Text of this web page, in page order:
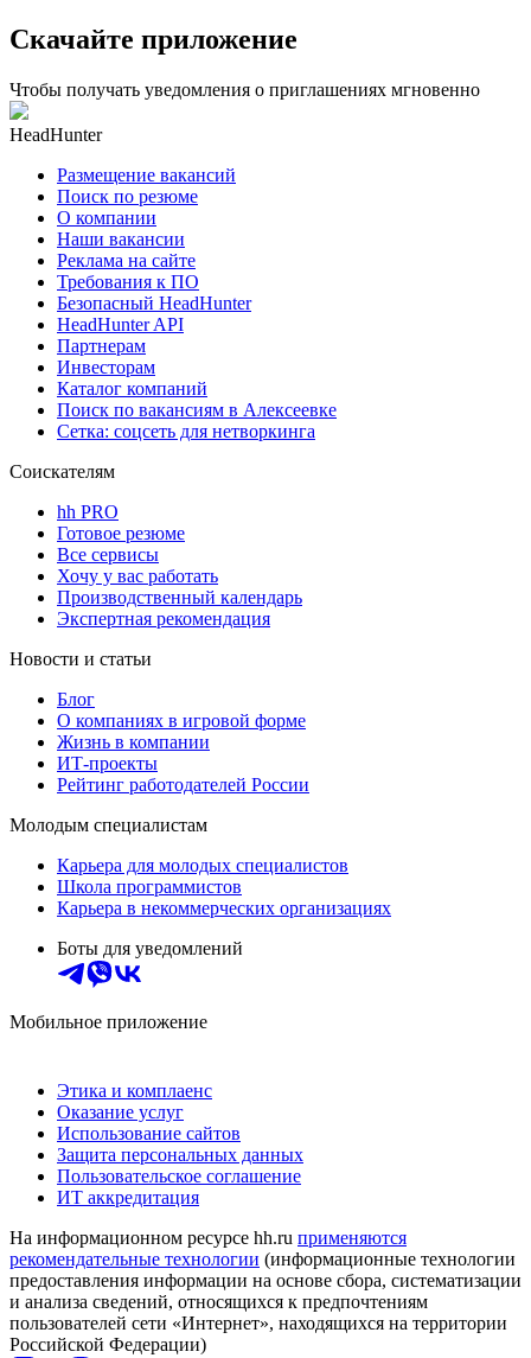
Скачайте приложение
Чтобы получать уведомления о приглашениях мгновенно
HeadHunter
Размещение вакансий
Поиск по резюме
О компании
Наши вакансии
Реклама на сайте
Требования к ПО
Безопасный HeadHunter
HeadHunter API
Партнерам
Инвесторам
Каталог компаний
Поиск по вакансиям в Алексеевке
Сетка: соцсеть для нетворкинга
Соискателям
hh PRO
Готовое резюме
Все сервисы
Хочу у вас работать
Производственный календарь
Экспертная рекомендация
Новости и статьи
Блог
О компаниях в игровой форме
Жизнь в компании
ИТ-проекты
Рейтинг работодателей России
Молодым специалистам
Карьера для молодых специалистов
Школа программистов
Карьера в некоммерческих организациях
Боты для уведомлений
Мобильное приложение
Этика и комплаенс
Оказание услуг
Использование сайтов
Защита персональных данных
Пользовательское соглашение
ИТ аккредитация
На информационном ресурсе hh.ru применяются
рекомендательные технологии (информационные технологии
предоставления информации на основе сбора, систематизации
и анализа сведений, относящихся к предпочтениям
пользователей сети «Интернет», находящихся на территории
Российской Федерации)